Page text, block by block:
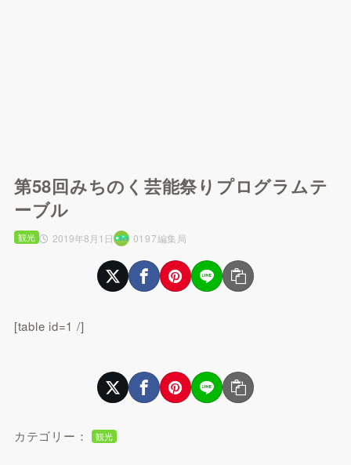
第58回みちのく芸能祭りプログラムテ
ーブル
2019年8月1日
観光 0197編集局
[table id=1 /]
カテゴリー： 観光